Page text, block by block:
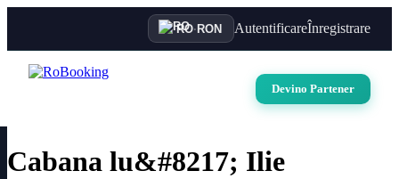
RO·RON AutentificareÎnregistrare
Devino Partener
Cabana lu&#8217; Ilie